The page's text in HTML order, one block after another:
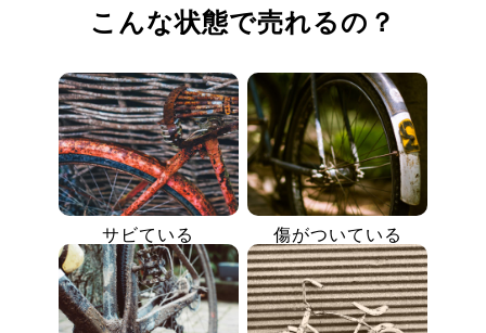
こんな状態で売れるの？
サビている 傷がついている